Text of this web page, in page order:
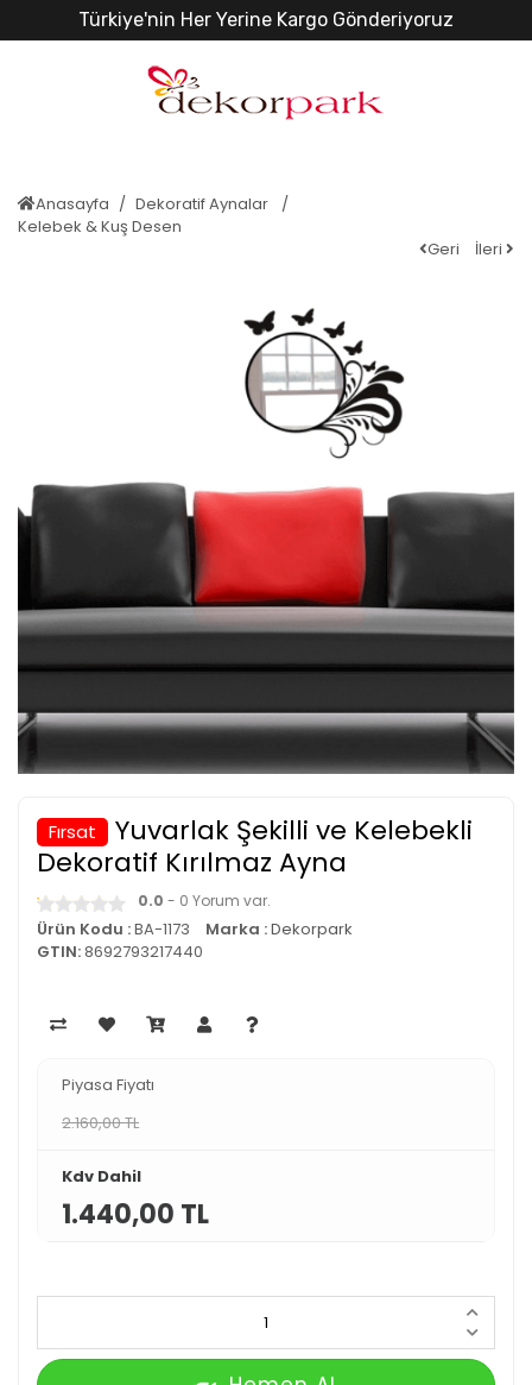
Türkiye'nin Her Yerine Kargo Gönderiyoruz
Anasayfa
Dekoratif Aynalar
Kelebek & Kuş Desen
Geri
İleri
Fırsat
Yuvarlak Şekilli ve Kelebekli
Dekoratif Kırılmaz Ayna
0.0 - 0 Yorum var.
Ürün Kodu :BA-1173 Marka :Dekorpark
GTIN:8692793217440
Piyasa Fiyatı
2.160,00 TL
Kdv Dahil
1.440,00 TL